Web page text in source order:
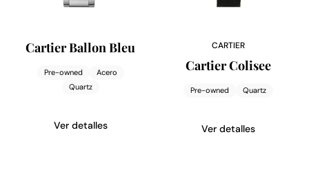
Cartier Ballon Bleu
Pre-owned
Acero
Quartz
Ver detalles
CARTIER
Cartier Colisee
Pre-owned Quartz
Ver detalles